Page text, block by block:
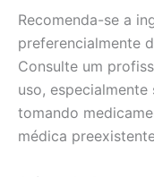
Recomenda-se a
preferencialmente
Consulte um
uso,
tomando
médica